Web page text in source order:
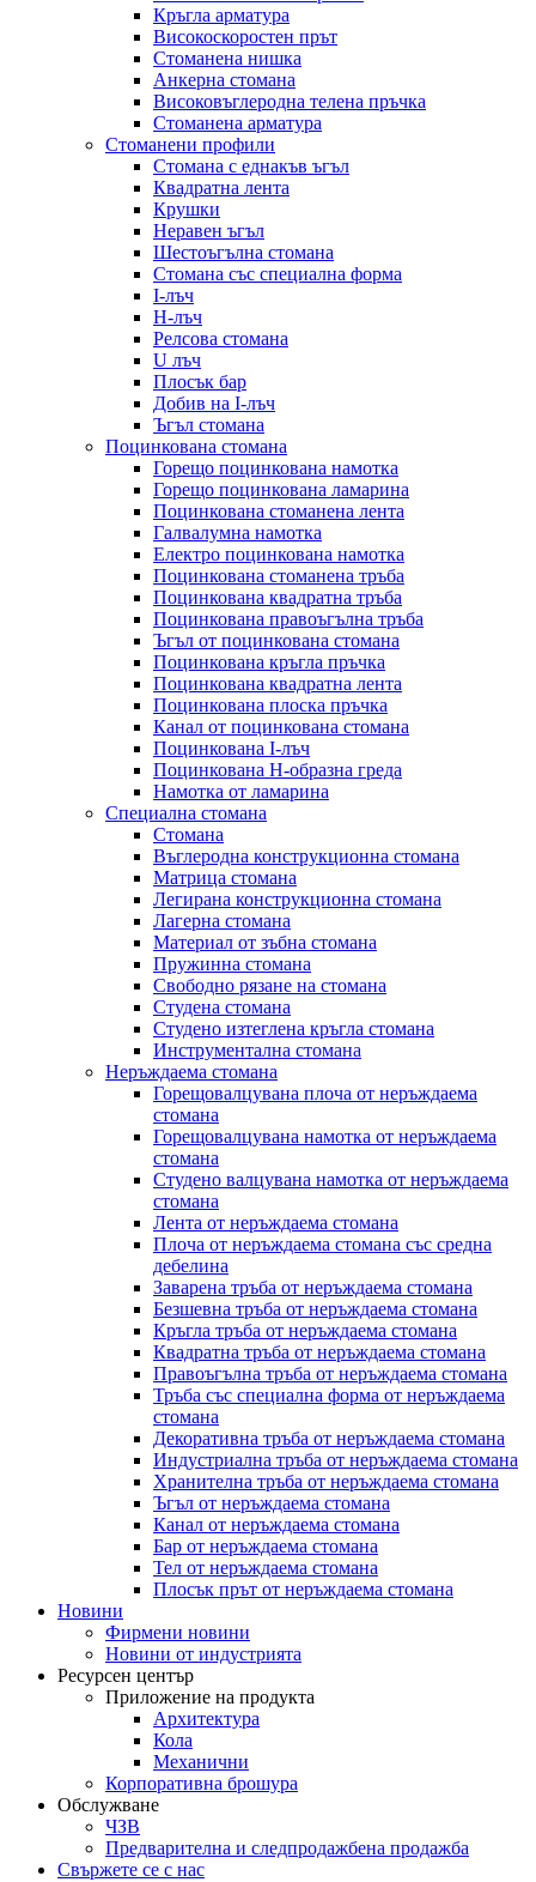
Кръгла арматура
Високоскоростен прът
Стоманена нишка
Анкерна стомана
Високовъглеродна телена пръчка
Стоманена арматура
Стоманени профили
Стомана с еднакъв ъгъл
Квадратна лента
Крушки
Неравен ъгъл
Шестоъгълна стомана
Стомана със специална форма
I-лъч
H-лъч
Релсова стомана
U лъч
Плосък бар
Добив на I-лъч
Ъгъл стомана
Поцинкована стомана
Горещо поцинкована намотка
Горещо поцинкована ламарина
Поцинкована стоманена лента
Галвалумна намотка
Електро поцинкована намотка
Поцинкована стоманена тръба
Поцинкована квадратна тръба
Поцинкована правоъгълна тръба
Ъгъл от поцинкована стомана
Поцинкована кръгла пръчка
Поцинкована квадратна лента
Поцинкована плоска пръчка
Канал от поцинкована стомана
Поцинкована I-лъч
Поцинкована H-образна греда
Намотка от ламарина
Специална стомана
Стомана
Въглеродна конструкционна стомана
Матрица стомана
Легирана конструкционна стомана
Лагерна стомана
Материал от зъбна стомана
Пружинна стомана
Свободно рязане на стомана
Студена стомана
Студено изтеглена кръгла стомана
Инструментална стомана
Неръждаема стомана
Горещовалцувана плоча от неръждаема
стомана
Горещовалцувана намотка от неръждаема
стомана
Студено валцувана намотка от неръждаема
стомана
Лента от неръждаема стомана
Плоча от неръждаема стомана със средна
дебелина
Заварена тръба от неръждаема стомана
Безшевна тръба от неръждаема стомана
Кръгла тръба от неръждаема стомана
Квадратна тръба от неръждаема стомана
Правоъгълна тръба от неръждаема стомана
Тръба със специална форма от неръждаема
стомана
Декоративна тръба от неръждаема стомана
Индустриална тръба от неръждаема стомана
Хранителна тръба от неръждаема стомана
Ъгъл от неръждаема стомана
Канал от неръждаема стомана
Бар от неръждаема стомана
Тел от неръждаема стомана
Плосък прът от неръждаема стомана
Новини
Фирмени новини
Новини от индустрията
Ресурсен център
Приложение на продукта
Архитектура
Кола
Механични
Корпоративна брошура
Обслужване
ЧЗВ
Предварителна и следпродажбена продажба
Свържете се с нас